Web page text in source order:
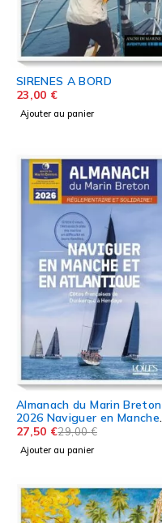
SIRENES A BORD
23,00 €
Ajouter au panier
Almanach du Marin Breton
2026 Naviguer en Manche
Atlantique29,00€
27,50 €
Ajouter au panier